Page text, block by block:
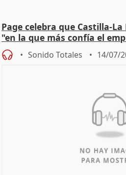
Page celebra que Castilla-
"en la que más confía el
Sonido Totales 14/07/